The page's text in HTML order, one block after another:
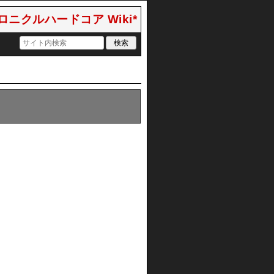
ニクルハードコア Wiki*